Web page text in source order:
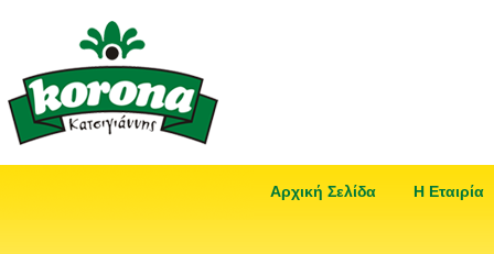
Αρχική Σελίδα Η Εταιρία